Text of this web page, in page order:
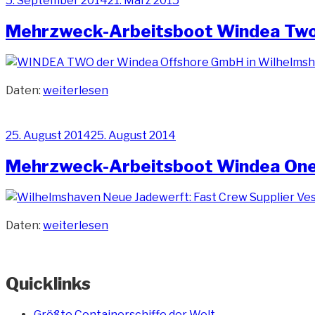
Mehrzweck-Arbeitsboot Windea
Daten: „Mehrzweck-
Two“
weiterlesen
Veröffentlicht
25. August 201425. August 2014
Mehrzweck-Arbeitsboot Windea
Daten: „Mehrzweck-
One“
weiterlesen
Quicklinks